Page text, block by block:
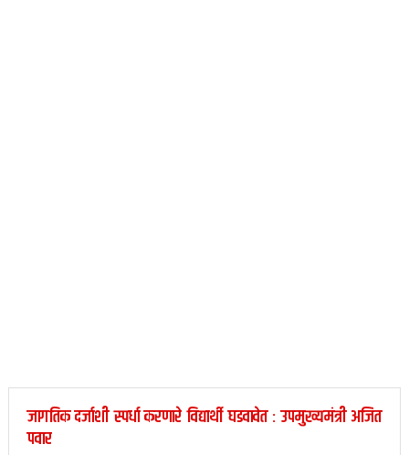
जागतिक दर्जाशी स्पर्धा करणारे विद्यार्थी घडवावेत : उपमुख्यमंत्री अजित
पवार